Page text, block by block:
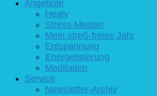
Angebote
Healy
Stress-Meister
Mein streß-freies Jahr
Entspannung
Energetisierung
Meditation
Service
Newsletter-Archiv